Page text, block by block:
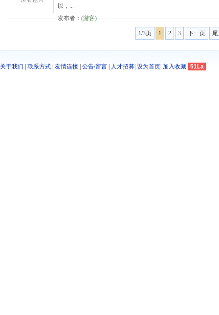
以，...
发布者： (游客)
1/3页 1 2 3 下一页
关于我们 联系方式 友情连接 公告/留言 人才招募 设为首页 加入收藏 51La